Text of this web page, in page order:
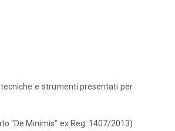
e strumenti presentati per
"De Minimis" ex Reg. 1407/2013)